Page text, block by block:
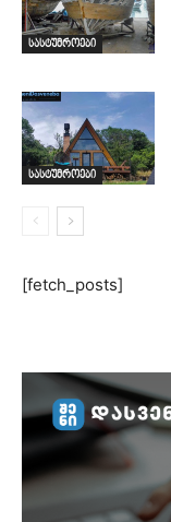
სასტუმროები
სასტუმროები
[fetch_posts]